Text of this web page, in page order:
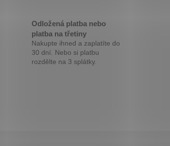
Odložená platba nebo
platba na třetiny
Nakupte ihned a zaplatíte do
30 dní. Nebo si platbu
rozdělte na 3 splátky.